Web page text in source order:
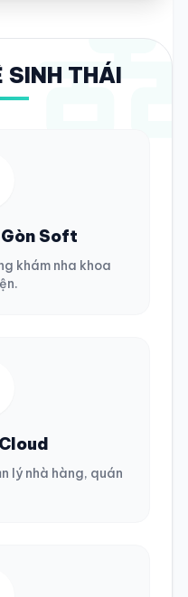
SINH THÁI
Soft
khám nha khoa
lý nhà hàng, quán